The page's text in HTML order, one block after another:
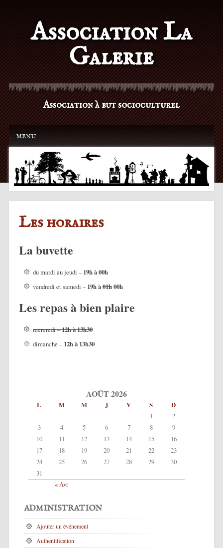
Association La
Galerie
Association à but socioculturel
Main menu
Skip to content
menu
Les horaires
La buvette
du mardi au jeudi –19h à 00h
vendredi et samedi –19h à01h00h
Les repas à bien plaire
mercredi –12h à 13h30
dimanche –12h à 13h30
AOÛT 2026
L M M J V S D
« Avr
1
2
3
4 5 6 7 8
9
10
11 12 13 14 15
16
17
18 19 20 21 22
23
24
25 26 27 28 29
30
31
ADMINISTRATION
Ajouter un événement
Authentification